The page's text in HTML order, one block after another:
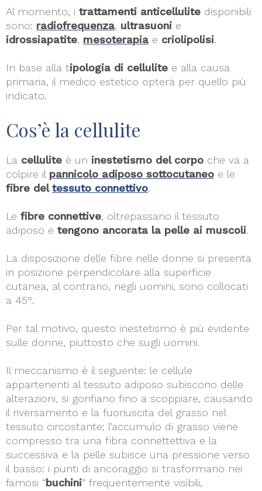
Al momento, i trattamenti anticellulite disponibili
sono: radiofrequenza, ultrasuoni e
idrossiapatite, mesoterapia e criolipolisi.
In base alla tipologia di cellulite e alla causa
primaria, il medico estetico opterà per quello più
indicato.
Cos’è la cellulite
La cellulite è un inestetismo del corpo che va a
colpire il pannicolo adiposo sottocutaneo e le
fibre deltessuto connettivo.
Le fibre connettive, oltrepassano il tessuto
adiposo e tengono ancorata la pelle ai muscoli.
La disposizione delle fibre nelle donne si presenta
in posizione perpendicolare alla superficie
cutanea, al contrario, negli uomini, sono collocati
a 45°.
Per tal motivo, questo inestetismo è più evidente
sulle donne, piuttosto che sugli uomini.
Il meccanismo è il seguente: le cellule
appartenenti al tessuto adiposo subiscono delle
alterazioni, si gonfiano fino a scoppiare, causando
il riversamento e la fuoriuscita del grasso nel
tessuto circostante; l’accumulo di grasso viene
compresso tra una fibra connettettiva e la
successiva e la pelle subisce una pressione verso
il basso: i punti di ancoraggio si trasformano nei
famosi “buchini” frequentemente visibili,